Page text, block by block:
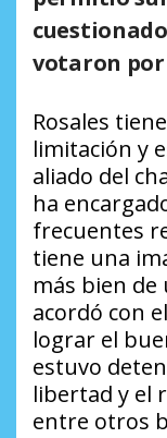
votaron por
Rosales
limitación y
aliado del
ha
frecuentes
tiene una
más bien
acordó con
lograr el
estuvo
libertad y el
entre otros